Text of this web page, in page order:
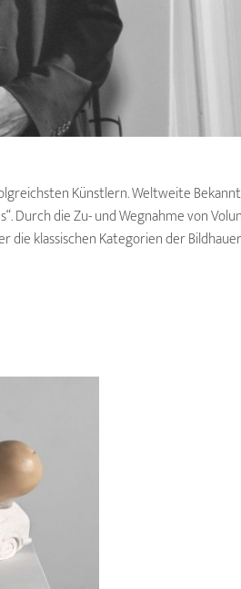
Künstlern. Weltweite
Durch die Zu- und Wegnahme von
die klassischen Kategorien der